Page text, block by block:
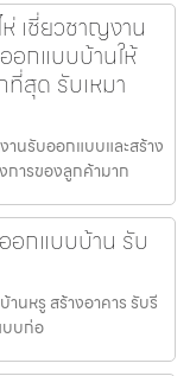
เชี่ยวชาญงาน
อกแบบบ้านให้
สุด รับเหมา
นรับออกแบบและสร้าง
ารของลูกค้ามาก
อกแบบบ้าน รับ
นหรู สร้างอาคาร รับรี
บบก่อ